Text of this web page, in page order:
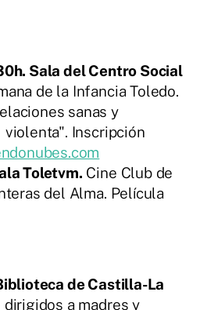
Sala del Centro Social
de la Infancia Toledo.
sanas y
Inscripción
Toletvm. Cine Club de
del Alma. Película
de Castilla-La
dirigidos a madres y